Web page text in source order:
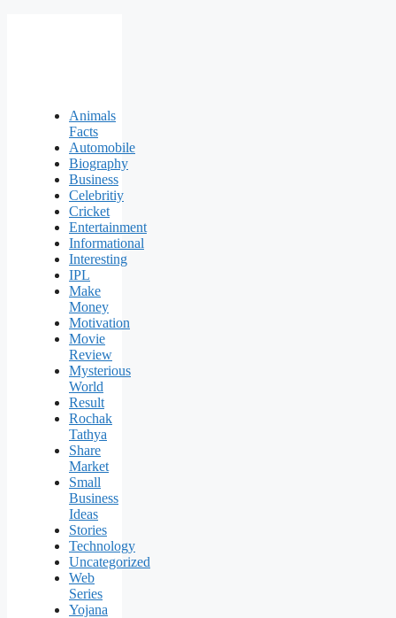
Animals
Facts
Automobile
Biography
Business
Celebritiy
Cricket
Entertainment
Informational
Interesting
IPL
Make
Money
Motivation
Movie
Review
Mysterious
World
Result
Rochak
Tathya
Share
Market
Small
Business
Ideas
Stories
Technology
Uncategorized
Web
Series
Yojana